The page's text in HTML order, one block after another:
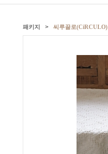
패키지 > 씨루끌로(CiRCULO)